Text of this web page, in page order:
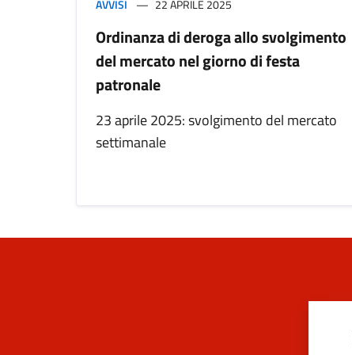
AVVISI 22 APRILE 2025
Ordinanza di deroga allo svolgimento
del mercato nel giorno di festa
patronale
23 aprile 2025: svolgimento del mercato
settimanale